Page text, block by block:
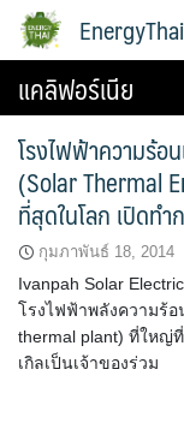
Skip
เกี่ยวกับผู้เขียน
EnergyThai
แคลิฟอร์เนีย
โรงไฟฟ้าความร้อ
(Solar Thermal
ที่สุดในโลก เปิดทำ
กุมภาพันธ์ 18, 2014
Ivanpah Solar
โรงไฟฟ้าพลังความร้
thermal plant) ที่ใหญ่
เกิลเป็นเจ้าของร่วม